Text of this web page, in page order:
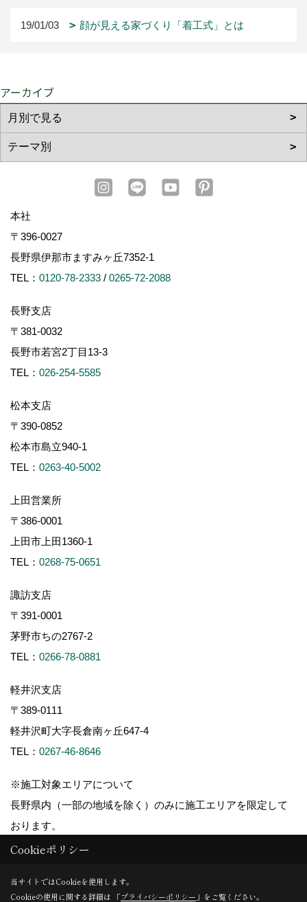
19/01/03 顔が見える家づくり「着工式」とは
アーカイブ
本社
〒396-0027
長野県伊那市ますみヶ丘7352-1
TEL： 0120-78-2333 / 0265-72-2088
長野支店
〒381-0032
長野市若宮2丁目13-3
TEL： 026-254-5585
松本支店
〒390-0852
松本市島立940-1
TEL： 0263-40-5002
上田営業所
〒386-0001
上田市上田1360-1
TEL： 0268-75-0651
諏訪支店
〒391-0001
茅野市ちの2767-2
TEL： 0266-78-0881
軽井沢支店
〒389-0111
軽井沢町大字長倉南ヶ丘647-4
TEL： 0267-46-8646
※施工対象エリアについて
長野県内（一部の地域を除く）のみに施工エリアを限定して
おります。
Copyright (c) ForestCorporation. All Rights Reserved.
Cookieポリシー
当サイトではCookieを使用します。
Cookieの使用に関する詳細は 「プライバシーポリシー 」をご覧ください。